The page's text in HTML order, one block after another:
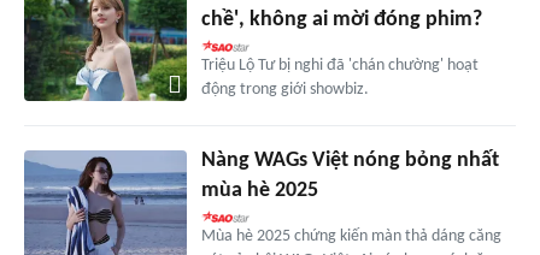
chề', không ai mời đóng phim?
Triệu Lộ Tư bị nghi đã 'chán chường' hoạt
động trong giới showbiz.
Nàng WAGs Việt nóng bỏng nhất
mùa hè 2025
Mùa hè 2025 chứng kiến màn thả dáng căng